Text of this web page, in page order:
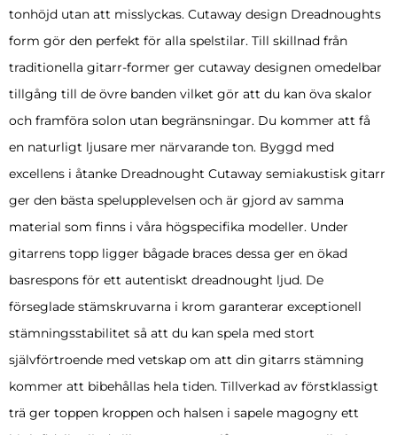
tonhöjd utan att misslyckas. Cutaway design Dreadnoughts
form gör den perfekt för alla spelstilar. Till skillnad från
traditionella gitarr-former ger cutaway designen omedelbar
tillgång till de övre banden vilket gör att du kan öva skalor
och framföra solon utan begränsningar. Du kommer att få
en naturligt ljusare mer närvarande ton. Byggd med
excellens i åtanke Dreadnought Cutaway semiakustisk gitarr
ger den bästa spelupplevelsen och är gjord av samma
material som finns i våra högspecifika modeller. Under
gitarrens topp ligger bågade braces dessa ger en ökad
basrespons för ett autentiskt dreadnought ljud. De
förseglade stämskruvarna i krom garanterar exceptionell
stämningsstabilitet så att du kan spela med stort
självförtroende med vetskap om att din gitarrs stämning
kommer att bibehållas hela tiden. Tillverkad av förstklassigt
trä ger toppen kroppen och halsen i sapele magogny ett